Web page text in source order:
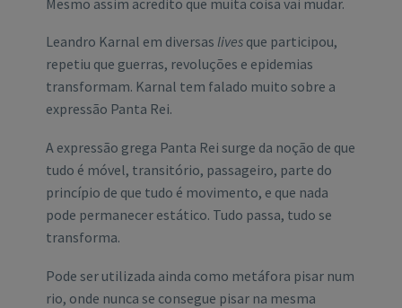
Leandro Karnal em diversas lives que participou,
repetiu que guerras, revoluções e epidemias
transformam. Karnal tem falado muito sobre a
expressão Panta Rei.
A expressão grega Panta Rei surge da noção de que
tudo é móvel, transitório, passageiro, parte do
princípio de que tudo é movimento, e que nada
pode permanecer estático. Tudo passa, tudo se
transforma.
Pode ser utilizada ainda como metáfora pisar num
rio, onde nunca se consegue pisar na mesma